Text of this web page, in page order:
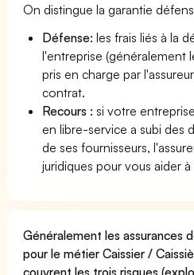
On distingue la garantie
Défense: les frais liés à la
l'entreprise (généralement
pris en charge par
contrat.
Recours : si votre
en libre-service a subi des
de ses fournisseurs,
juridiques pour vous aider
Généralement les assurances
pour le métier Caissier /
couvrent les trois risques